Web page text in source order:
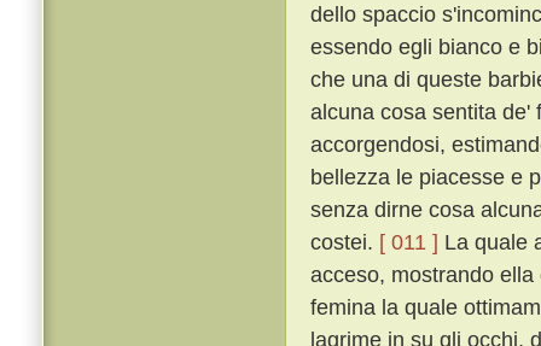
dello spaccio
essendo egli bianco e
che una di queste
alcuna cosa sentita de'
accorgendosi,
bellezza le piacesse e
senza dirne cosa
costei. [ 011 ] La quale
acceso, mostrando
femina la quale
lagrime in su gli occhi,